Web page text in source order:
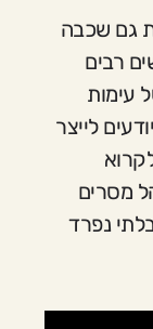
גם שכבה
רבים
עימות
לייצר
מסרים
נפרד